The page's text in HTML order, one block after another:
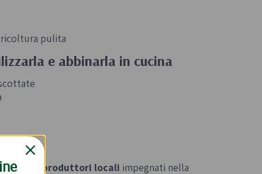
pulita
e abbinarla in cucina
produttori locali impegnati nella